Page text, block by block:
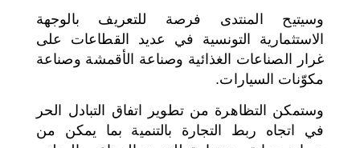
وسيتيح المنتدى فرصة للتعريف بالوجهة
الاستثمارية التونسية في عديد القطاعات على
غرار الصناعات الغذائية وصناعة الأقمشة وصناعة
مكوّنات السيارات.
وستمكن التظاهرة من تطوير اتفاق التبادل الحر
في اتجاه ربط التجارة بالتنمية بما يمكن من